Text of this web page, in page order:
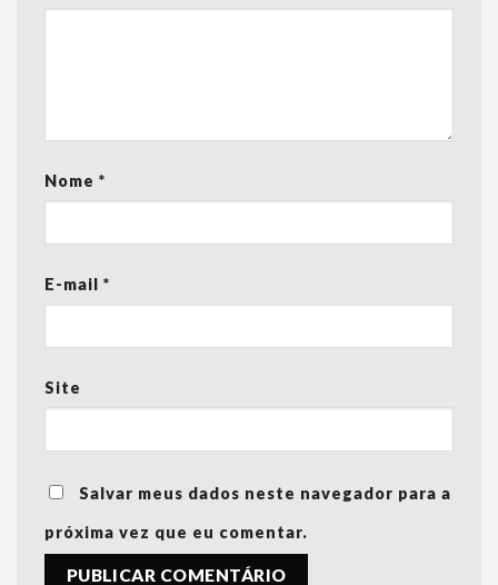
Nome *
E-mail *
Site
Salvar meus dados neste navegador para a
próxima vez que eu comentar.